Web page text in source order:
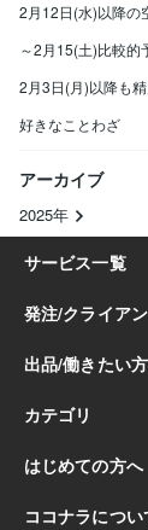
2月12日(水)以降の
～2月15(土)比較的
2月3日(月)以降も
好きなことわざ
アーカイブ
2025年